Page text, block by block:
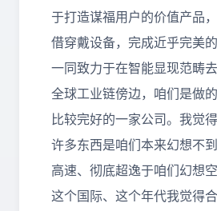
于打造谋福用户的价值产品
借穿戴设备，完成近乎完美
一同致力于在智能显现范畴
全球工业链傍边，咱们是做
比较完好的一家公司。我觉
许多东西是咱们本来幻想不
高速、彻底超逸于咱们幻想
这个国际、这个年代我觉得